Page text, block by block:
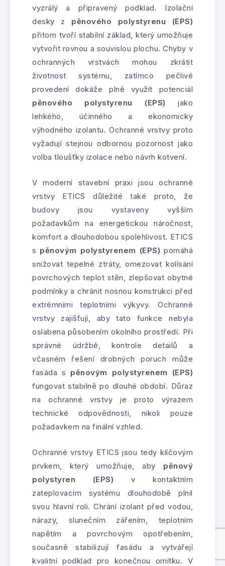
vyzrálý a připravený podklad. Izolační
desky z pěnového polystyrenu (EPS)
přitom tvoří stabilní základ, který umožňuje
vytvořit rovnou a souvislou plochu. Chyby v
ochranných vrstvách mohou zkrátit
životnost systému, zatímco pečlivé
provedení dokáže plně využít potenciál
pěnového polystyrenu (EPS) jako
lehkého, účinného a ekonomicky
výhodného izolantu. Ochranné vrstvy proto
vyžadují stejnou odbornou pozornost jako
volba tloušťky izolace nebo návrh kotvení.
V moderní stavební praxi jsou ochranné
vrstvy ETICS důležité také proto, že
budovy jsou vystaveny vyšším
požadavkům na energetickou náročnost,
komfort a dlouhodobou spolehlivost. ETICS
s pěnovým polystyrenem (EPS) pomáhá
snižovat tepelné ztráty, omezovat kolísání
povrchových teplot stěn, zlepšovat obytné
podmínky a chránit nosnou konstrukci před
extrémními teplotními výkyvy. Ochranné
vrstvy zajišťují, aby tato funkce nebyla
oslabena působením okolního prostředí. Při
správné údržbě, kontrole detailů a
včasném řešení drobných poruch může
fasáda s pěnovým polystyrenem (EPS)
fungovat stabilně po dlouhé období. Důraz
na ochranné vrstvy je proto výrazem
technické odpovědnosti, nikoli pouze
požadavkem na finální vzhled.
Ochranné vrstvy ETICS jsou tedy klíčovým
prvkem, který umožňuje, aby pěnový
polystyren (EPS) v kontaktním
zateplovacím systému dlouhodobě plnil
svou hlavní roli. Chrání izolant před vodou,
nárazy, slunečním zářením, teplotním
napětím a povrchovým opotřebením,
současně stabilizují fasádu a vytvářejí
kvalitní podklad pro konečnou omítku. V